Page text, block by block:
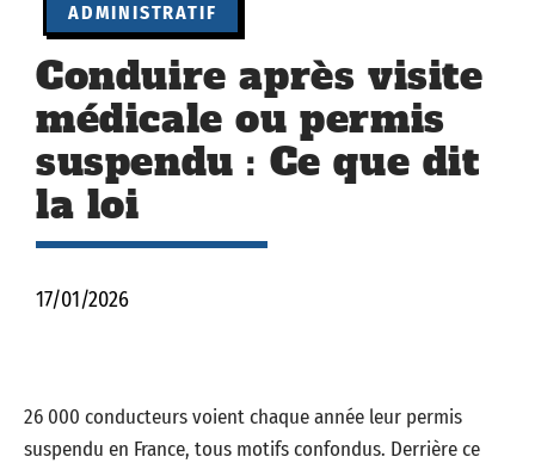
ADMINISTRATIF
Conduire après visite
médicale ou permis
suspendu : Ce que dit
la loi
17/01/2026
26 000 conducteurs voient chaque année leur permis
suspendu en France, tous motifs confondus. Derrière ce